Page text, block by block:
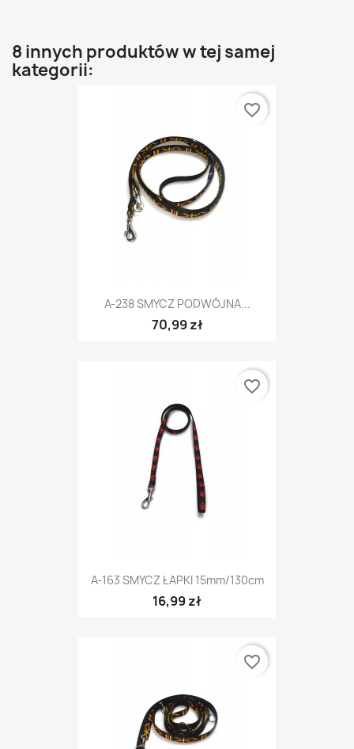
8 innych produktów w tej samej
kategorii:
A-238 SMYCZ PODWÓJNA...
70,99 zł
favorite_border
A-163 SMYCZ ŁAPKI 15mm/130cm
16,99 zł
favorite_border
favorite_border